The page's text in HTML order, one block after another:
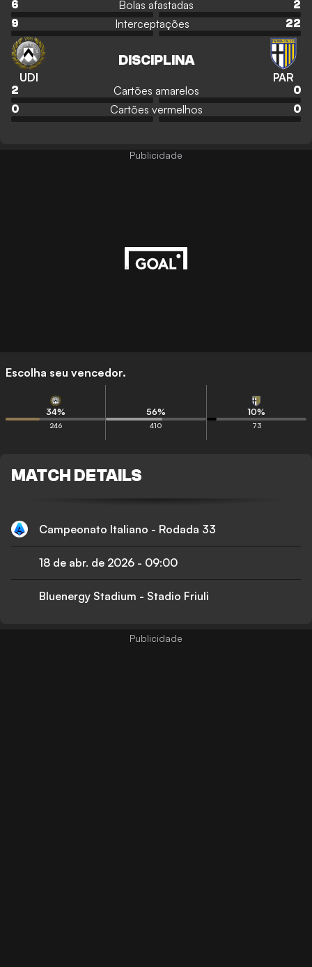
6 Bolas afastadas
2
9
Interceptações 22
UDI
DISCIPLINA
PAR
2 Cartões amarelos
0
0
Cartões vermelhos 0
Escolha seu vencedor.
34%
246
56%
410
10%
73
MATCH DETAILS
Campeonato Italiano - Rodada 33
18 de abr. de 2026 - 09:00
Bluenergy Stadium - Stadio Friuli
Publicidade